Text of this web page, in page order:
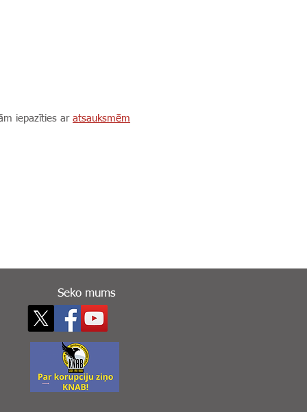
iepazīties ar atsauksmēm
Seko mums